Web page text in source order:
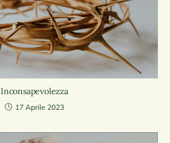
Inconsapevolezza
17 Aprile 2023